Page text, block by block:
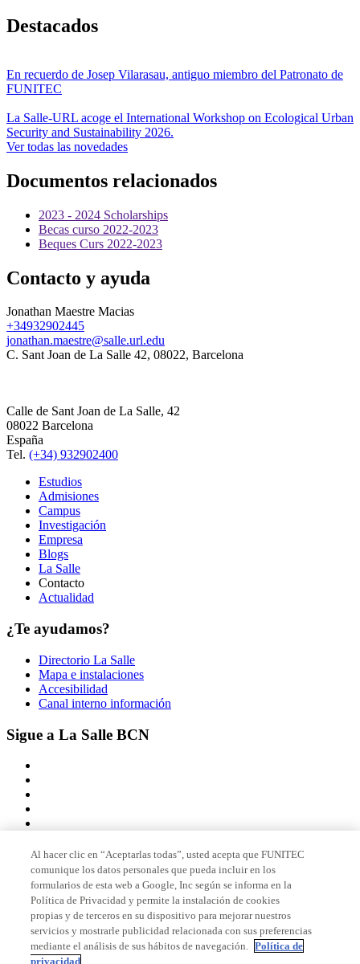
Destacados
En recuerdo de Josep Vilarasau, antiguo miembro del Patronato de
FUNITEC
La Salle-URL acoge el International Workshop on Ecological Urban
Security and Sustainability 2026.
Ver todas las novedades
Documentos relacionados
2023 - 2024 Scholarships
Becas curso 2022-2023
Beques Curs 2022-2023
Contacto y ayuda
Jonathan Maestre Macias
+34932902445
jonathan.maestre@salle.url.edu
C. Sant Joan de La Salle 42, 08022, Barcelona
Calle de Sant Joan de La Salle, 42
08022 Barcelona
España
Tel. (+34) 932902400
Estudios
Admisiones
Campus
Investigación
Empresa
Blogs
La Salle
Contacto
Actualidad
¿Te ayudamos?
Directorio La Salle
Mapa e instalaciones
Accesibilidad
Canal interno información
Sigue a La Salle BCN
Miembro de
Acreditaciones
Al hacer clic en “Aceptarlas todas”, usted acepta que FUNITEC
comunique los datos personales que pueda incluir en los
formularios de esta web a Google, Inc según se informa en la
Política de Privacidad y permite la instalación de cookies
propias y de terceros en su dispositivo para mejorar nuestros
servicios y mostrarle publicidad relacionada con sus preferencias
mediante el análisis de sus hábitos de navegación. Política de
privacidad